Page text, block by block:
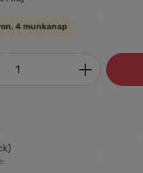
4 munkanap
Adja